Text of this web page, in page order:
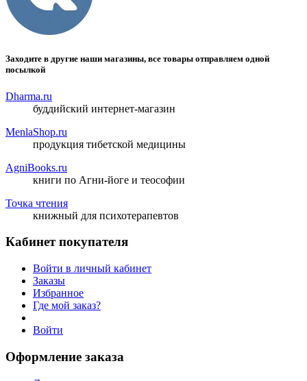
Заходите в другие наши магазины, все товары отправляем одной
посылкой
Dharma.ru
буддийский интернет-магазин
MenlaShop.ru
продукция тибетской медицины
AgniBooks.ru
книги по Агни-йоге и теософии
Точка чтения
книжный для психотерапевтов
Кабинет покупателя
Войти в личный кабинет
Заказы
Избранное
Где мой заказ?
Войти
Оформление заказа